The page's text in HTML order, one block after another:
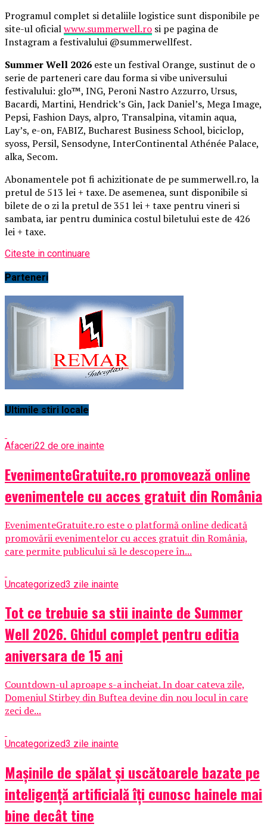
Programul complet si detaliile logistice sunt disponibile pe
site-ul oficialwww.summerwell.ro si pe pagina de
Instagram a festivalului @summerwellfest.
Summer Well 2026 este un festival Orange, sustinut de o
serie de parteneri care dau forma si vibe universului
festivalului: glo™, ING, Peroni Nastro Azzurro, Ursus,
Bacardi, Martini, Hendrick’s Gin, Jack Daniel’s, Mega Image,
Pepsi, Fashion Days, alpro, Transalpina, vitamin aqua,
Lay’s, e-on, FABIZ, Bucharest Business School, biciclop,
syoss, Persil, Sensodyne, InterContinental Athénée Palace,
alka, Secom.
Abonamentele pot fi achizitionate de pe summerwell.ro, la
pretul de 513 lei + taxe. De asemenea, sunt disponibile si
bilete de o zi la pretul de 351 lei + taxe pentru vineri si
sambata, iar pentru duminica costul biletului este de 426
lei + taxe.
Citeste in continuare
Parteneri
Ultimile stiri locale
Afaceri22 de ore inainte
EvenimenteGratuite.ro promovează online
evenimentele cu acces gratuit din România
EvenimenteGratuite.ro este o platformă online dedicată
promovării evenimentelor cu acces gratuit din România,
care permite publicului să le descopere în...
Uncategorized3 zile inainte
Tot ce trebuie sa stii inainte de Summer
Well 2026. Ghidul complet pentru editia
aniversara de 15 ani
Countdown-ul aproape s-a incheiat. In doar cateva zile,
Domeniul Stirbey din Buftea devine din nou locul in care
zeci de...
Uncategorized3 zile inainte
Mașinile de spălat și uscătoarele bazate pe
inteligență artificială îți cunosc hainele mai
bine decât tine